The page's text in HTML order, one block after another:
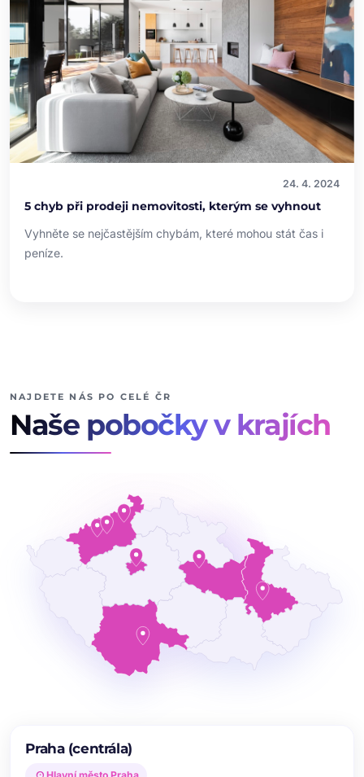
24. 4. 2024
5 chyb při prodeji nemovitosti, kterým se vyhnout
Vyhněte se nejčastějším chybám, které mohou stát čas i
peníze.
NAJDETE NÁS PO CELÉ ČR
Naše pobočky v krajích
Praha (centrála)